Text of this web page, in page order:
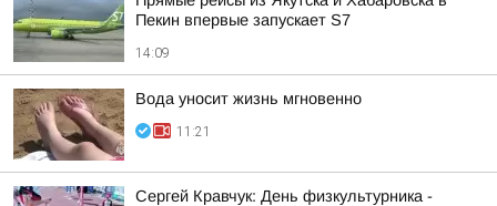
Пекин впервые запускает S7
14:09
Вода уносит жизнь мгновенно
11:21
Сергей Кравчук: День физкультурника -